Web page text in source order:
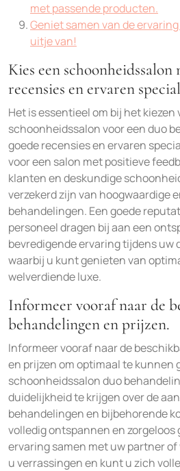
met passende producten.
Geniet samen van de
uitje van!
Kies een schoonheidssalon
recensies en ervaren
Het is essentieel om bij het kiezen
schoonheidssalon voor een duo
goede recensies en ervaren
voor een salon met positieve
klanten en deskundige
verzekerd zijn van hoogwaardige
behandelingen. Een goede
personeel dragen bij aan een
bevredigende ervaring tijdens uw
waarbij u kunt genieten van
welverdiende luxe.
Informeer vooraf naar de
behandelingen en prijzen.
Informeer vooraf naar de
en prijzen om optimaal te kunnen
schoonheidssalon duo
duidelijkheid te krijgen over de
behandelingen en bijbehorende
volledig ontspannen en zorgeloos
ervaring samen met uw partner
u verrassingen en kunt u zich